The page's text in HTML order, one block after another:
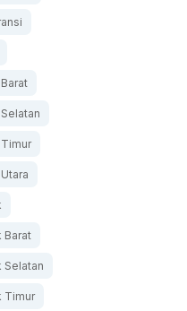
Barat
Selatan
Timur